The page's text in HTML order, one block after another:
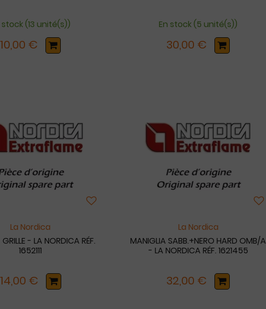
stock (13 unité(s))
10,00 €
En stock (5 unité(s))
30,00 €
La Nordica
- LA NORDICA RÉF.
1652111
14,00 €
La Nordica
MANIGLIA SABB.+NERO HARD OMB/A
- LA NORDICA RÉF. 1621455
32,00 €